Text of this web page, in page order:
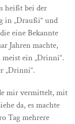
heißt bei der
in „Draußi“ und
eine Bekannte
Jahren machte,
ein „Drinni“.
„Drinni“.
mir vermittelt, mit
da, es machte
Tag mehrere